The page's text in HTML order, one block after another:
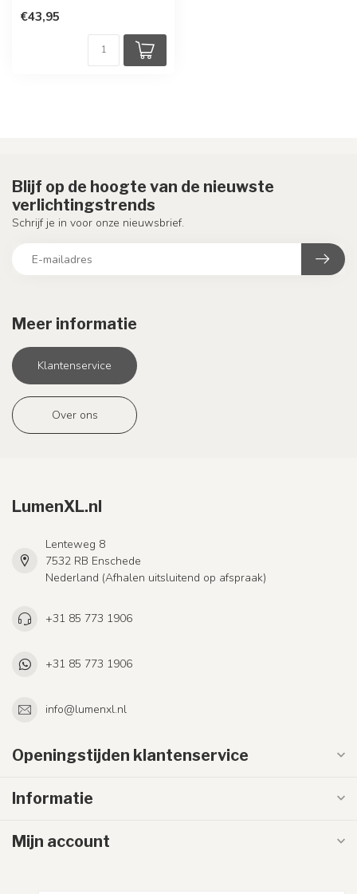
€43,95
Meer informatie
Klantenservice
Over ons
Blijf op de hoogte van de nieuwste
verlichtingstrends
Schrijf je in voor onze nieuwsbrief.
LumenXL.nl
Lenteweg 8
7532 RB Enschede
Nederland (Afhalen uitsluitend op afspraak)
+31 85 773 1906
+31 85 773 1906
info@lumenxl.nl
Openingstijden klantenservice
Informatie
Mijn account